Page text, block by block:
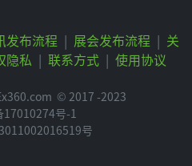
发布流程 | 展会发布流程 | 关
隐私 | 联系方式 | 使用协议
© 2017 -2023
17010274号-1
号